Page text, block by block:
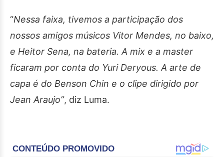
“Nessa faixa, tivemos a participação dos
nossos amigos músicos Vitor Mendes, no baixo,
e Heitor Sena, na bateria. A mix e a master
ficaram por conta do Yuri Deryous. A arte de
capa é do Benson Chin e o clipe dirigido por
Jean Araujo”, diz Luma.